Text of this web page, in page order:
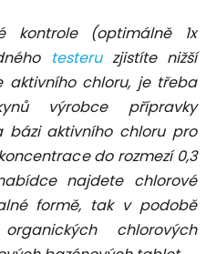
kontrole (optimálně 1x
testeruzjistíte nižší
aktivního chloru, je třeba
výrobce přípravky
bázi aktivního chloru pro
do rozmezí 0,3
najdete chlorové
formě, tak v podobě
chlorových